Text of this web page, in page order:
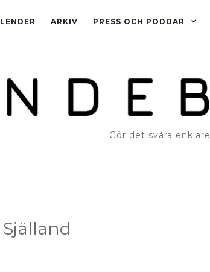
ARKIV PRESS OCH PODDAR
Gör det svåra enklare